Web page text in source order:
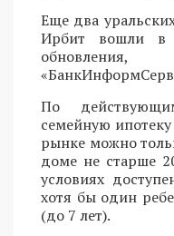
Еще два
Ирбит вошли в
По
семейную
рынке можно
доме не старше
условиях
хотя бы один
(до 7 лет).